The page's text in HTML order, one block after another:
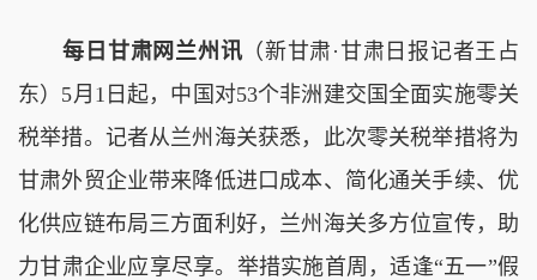
每日甘肃网兰州讯 （新甘肃·甘肃日报记者王占
东）5月1日起，中国对53个非洲建交国全面实施零关
税举措。记者从兰州海关获悉，此次零关税举措将为
甘肃外贸企业带来降低进口成本、简化通关手续、优
化供应链布局三方面利好，兰州海关多方位宣传，助
力甘肃企业应享尽享。举措实施首周，适逢“五一”假